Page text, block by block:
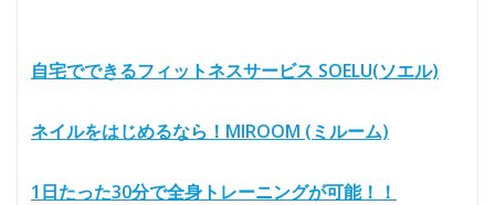
自宅でできるフィットネスサービス SOELU(ソエル)
ネイルをはじめるなら！MIROOM (ミルーム)
1日たった30分で全身トレーニングが可能！！